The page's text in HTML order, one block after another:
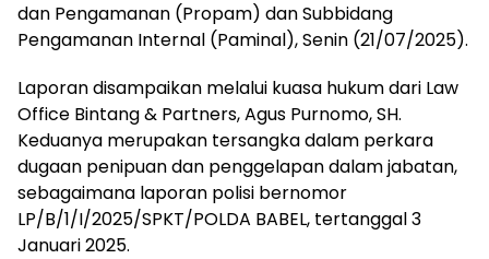
dan Pengamanan (Propam) dan Subbidang
Pengamanan Internal (Paminal), Senin (21/07/2025).
Laporan disampaikan melalui kuasa hukum dari Law
Office Bintang & Partners, Agus Purnomo, SH.
Keduanya merupakan tersangka dalam perkara
dugaan penipuan dan penggelapan dalam jabatan,
sebagaimana laporan polisi bernomor
LP/B/1/I/2025/SPKT/POLDA BABEL, tertanggal 3
Januari 2025.